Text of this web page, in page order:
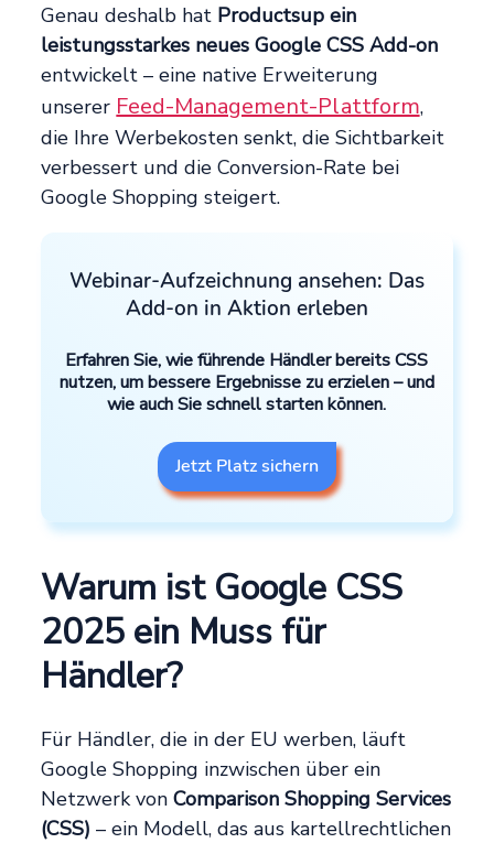
Genau deshalb hat Productsup ein
leistungsstarkes neues Google CSS Add-on
entwickelt – eine native Erweiterung
unserer Feed-Management-Plattform,
die Ihre Werbekosten senkt, die Sichtbarkeit
verbessert und die Conversion-Rate bei
Google Shopping steigert.
Webinar-Aufzeichnung ansehen: Das
Add-on in Aktion erleben
Erfahren Sie, wie führende Händler bereits CSS
nutzen, um bessere Ergebnisse zu erzielen – und
wie auch Sie schnell starten können.
Jetzt Platz sichern
Warum ist Google CSS
2025 ein Muss für
Händler?
Für Händler, die in der EU werben, läuft
Google Shopping inzwischen über ein
Netzwerk vonComparison Shopping Services
(CSS) – ein Modell, das aus kartellrechtlichen